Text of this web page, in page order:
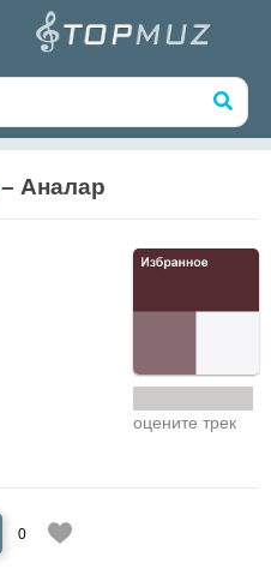
– Аналар
оцените трек
0